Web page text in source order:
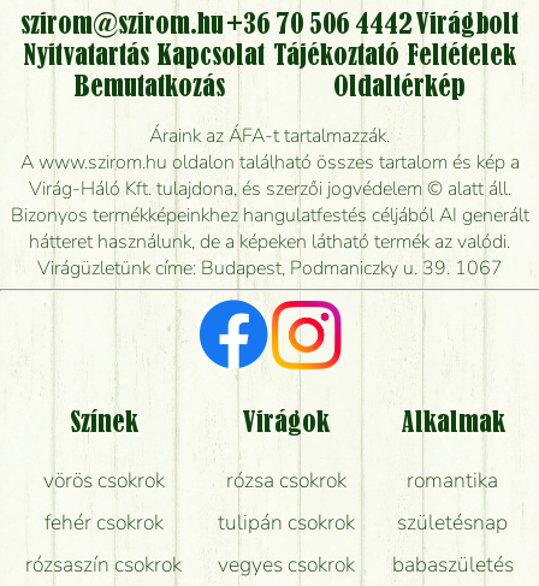
kérhető?
Vidékre is lehet rendelni?
Meddig rendelhetek virágküldést úgy, hogy még ma
kiszállítsák?
Mennyire gyorsan tudják elkészíteni a csokrot, és
mikor tudják leghamarabb kiszállítani?
Vörös rózsát keresek, van önöknél?
Milyen visszajelzést kapok a virágküldésről?
Tényleg azt kapom, ami a képen van?
Mit kell tudni a virágcsokrok szállításáról?
Hogy marad a lehető legtovább friss a csokor?
Tudok adventi koszorút vásárolni boltban?
szirom@szirom.hu+36 70 506 4442Virágbolt
Nyitvatartás Kapcsolat Tájékoztató Feltételek
Bemutatkozás
Oldaltérkép
Áraink az ÁFA-t tartalmazzák.
A www.szirom.hu oldalon található összes tartalom és kép a
Virág-Háló Kft. tulajdona, és szerzői jogvédelem © alatt áll.
Bizonyos termékképeinkhez hangulatfestés céljából AI generált
hátteret használunk, de a képeken látható termék az valódi.
Virágüzletünk címe: Budapest, Podmaniczky u. 39. 1067
Színek
vörös csokrok
fehér csokrok
rózsaszín csokrok
Virágok
rózsa csokrok
tulipán csokrok
vegyes csokrok
Alkalmak
romantika
születésnap
babaszületés